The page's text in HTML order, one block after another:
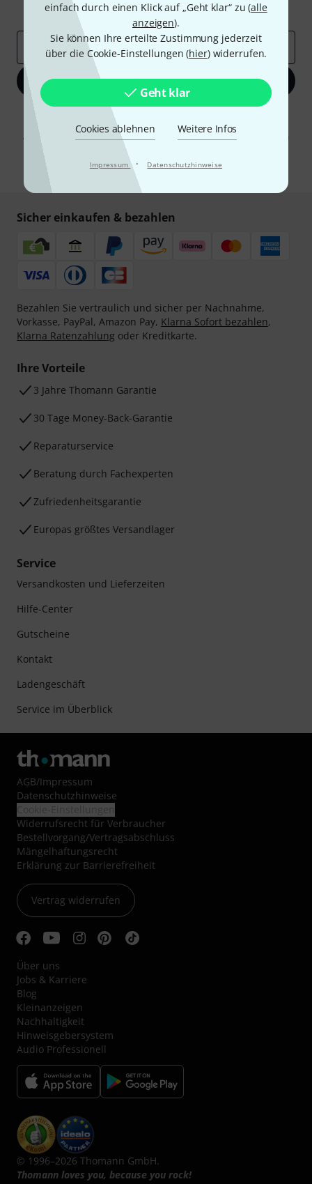
einfach durch einen Klick auf „Geht klar“ zu (alle
anzeigen).
Sie können Ihre erteilte Zustimmung jederzeit
über die Cookie-Einstellungen (hier) widerrufen.
Geht klar
Cookies ablehnen Weitere Infos
Impressum · Datenschutzhinweise
Inspirierende Beiträge
Deals Thomann Insights
E-Mail-Adresse
Jetzt anmelden
Mit Klick auf „Jetzt anmelden“ stimmen Sie dem Erhalt von E-Mail-
Werbung und einer Messung des E-Mail-Nutzungsverhaltens zu. Die
Abmeldung ist jederzeit möglich. Weitere Informationen finden Sie in
unseren
* Pflichtfeld
Sicher einkaufen & bezahlen
Bezahlen Sie vertraulich und sicher per Nachnahme,
Vorkasse, PayPal, Amazon Pay, Klarna Sofort bezahlen,
Klarna Ratenzahlung oder Kreditkarte.
Ihre Vorteile
3 Jahre Thomann Garantie
30 Tage Money-Back-Garantie
Reparaturservice
Beratung durch Fachexperten
Zufriedenheitsgarantie
Europas größtes Versandlager
Service
Versandkosten und Lieferzeiten
Hilfe-Center
Gutscheine
Kontakt
Ladengeschäft
Service im Überblick
AGB/Impressum
Datenschutzhinweise
Widerrufsrecht für Verbraucher
Bestellvorgang/Vertragsabschluss
Mängelhaftungsrecht
Erklärung zur Barrierefreiheit
Vertrag widerrufen
Über uns
Jobs & Karriere
Blog
Kleinanzeigen
Nachhaltigkeit
Hinweisgebersystem
Audio Professionell
© 1996–2026 Thomann GmbH.
Thomann loves you, because you rock!